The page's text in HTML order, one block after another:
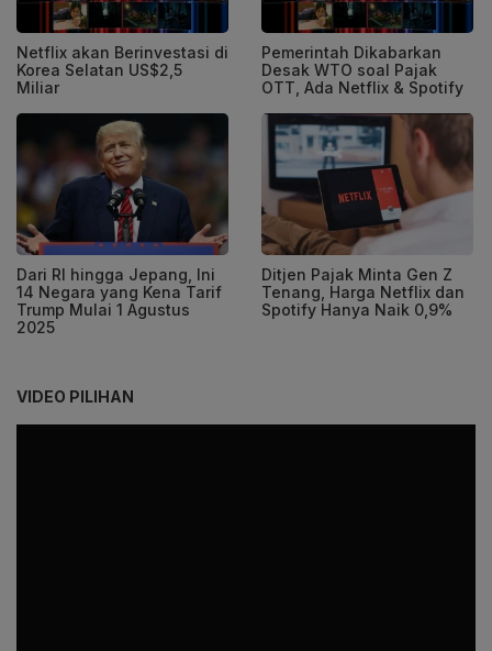
Netflix akan Berinvestasi di
Korea Selatan US$2,5
Miliar
Pemerintah Dikabarkan
Desak WTO soal Pajak
OTT, Ada Netflix & Spotify
Dari RI hingga Jepang, Ini
14 Negara yang Kena Tarif
Trump Mulai 1 Agustus
2025
Ditjen Pajak Minta Gen Z
Tenang, Harga Netflix dan
Spotify Hanya Naik 0,9%
VIDEO PILIHAN